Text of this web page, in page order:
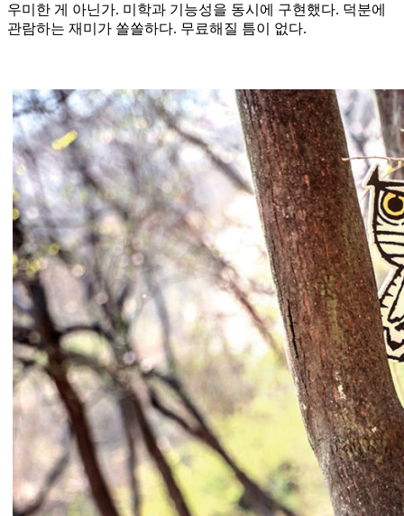
우미한 게 아닌가. 미학과 기능성을 동시에 구현했다. 덕분에
관람하는 재미가 쏠쏠하다. 무료해질 틈이 없다.